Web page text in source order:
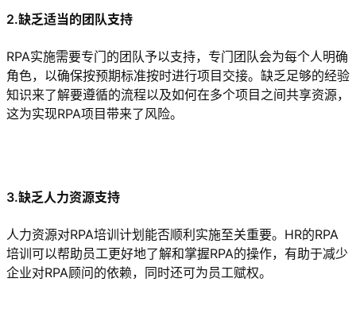
2.缺乏适当的团队支持
RPA实施需要专门的团队予以支持，专门团队会为每个人明确
角色，以确保按预期标准按时进行项目交接。缺乏足够的经验
知识来了解要遵循的流程以及如何在多个项目之间共享资源，
这为实现RPA项目带来了风险。
3.缺乏人力资源支持
人力资源对RPA培训计划能否顺利实施至关重要。HR的RPA
培训可以帮助员工更好地了解和掌握RPA的操作，有助于减少
企业对RPA顾问的依赖，同时还可为员工赋权。